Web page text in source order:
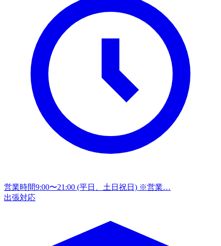
営業時間9:00〜21:00 (平日、土日祝日) ※営業…
出張対応